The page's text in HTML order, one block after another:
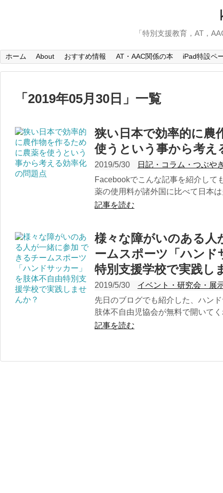
「特別支援教育，AT，
ホーム About おすすめ情報 AT・AAC関係の本 iPad特設ペ
「 2019年05月30日 」 一覧
狭い日本で効率的に農
使うという事から考え
2019/5/30
日記・コラム・つぶや
Facebookでこんな記事を紹介して
薬の使用料が諸外国に比べて日本
記事を読む
様々な障がいのある人
ームスポーツ「ハンド
特別支援学校で実践し
2019/5/30
イベント・研究会・展
先日のブログでも紹介した、ハン
肢体不自由児協会が無料で開いて
記事を読む